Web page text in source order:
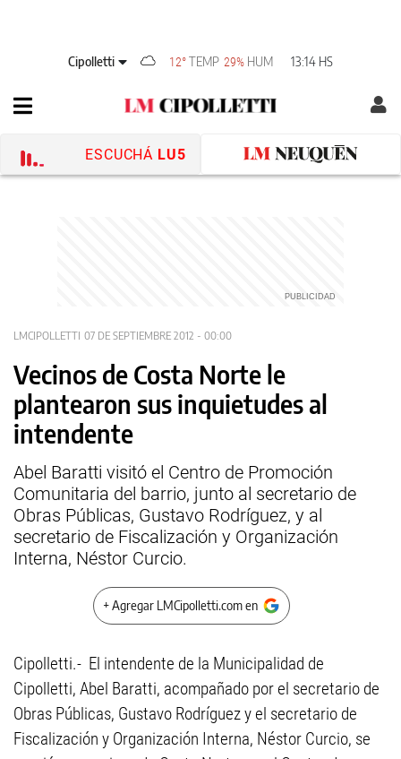
Cipolletti 12° TEMP 29% HUM 13:14 HS
ESCUCHÁ LU5
LMCIPOLLETTI 07 DE SEPTIEMBRE 2012 - 00:00
Vecinos de Costa Norte le
plantearon sus inquietudes al
intendente
Abel Baratti visitó el Centro de Promoción
Comunitaria del barrio, junto al secretario de
Obras Públicas, Gustavo Rodríguez, y al
secretario de Fiscalización y Organización
Interna, Néstor Curcio.
+ Agregar LMCipolletti.com en
Cipolletti.- El intendente de la Municipalidad de
Cipolletti, Abel Baratti, acompañado por el secretario de
Obras Públicas, Gustavo Rodríguez y el secretario de
Fiscalización y Organización Interna, Néstor Curcio, se